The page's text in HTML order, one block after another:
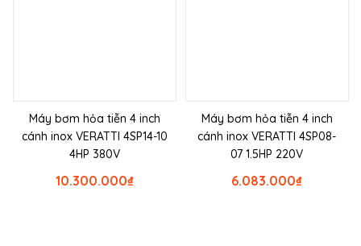
Máy bơm hỏa tiễn 4 inch
cánh inox VERATTI 4SP14-10
4HP 380V
₫
10.300.000
Máy bơm hỏa tiễn 4 inch
cánh inox VERATTI 4SP08-
07 1.5HP 220V
₫
6.083.000